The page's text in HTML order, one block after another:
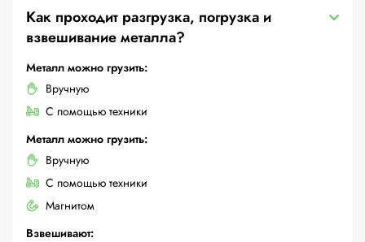
Как проходит разгрузка, погрузка и
взвешивание металла?
Металл можно грузить:
Вручную
С помощью техники
Металл можно грузить:
Вручную
С помощью техники
Магнитом
Взвешивают: